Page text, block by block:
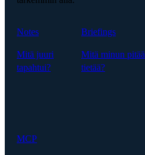
Notes
Mitä juuri
tapahtui?
Briefings
Mitä minun pitää
tietää?
MCP